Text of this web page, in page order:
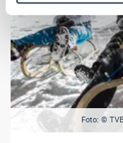
Weitere
Foto: ©